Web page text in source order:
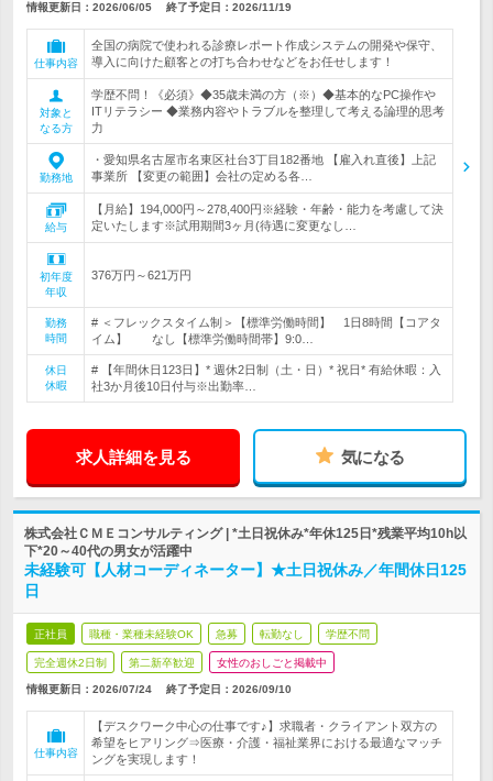
情報更新日：2026/06/05 終了予定日： 2026/11/19
仕事内容
全国の病院で使われる診療レポート作成システムの開発や保守、
導入に向けた顧客との打ち合わせなどをお任せします！
対象と
なる方
学歴不問！《必須》◆35歳未満の方（※）◆基本的なPC操作や
ITリテラシー ◆業務内容やトラブルを整理して考える論理的思考
力
勤務地
・愛知県名古屋市名東区社台3丁目182番地 【雇入れ直後】上記
事業所 【変更の範囲】会社の定める各…
給与
【月給】194,000円～278,400円※経験・年齢・能力を考慮して決
定いたします※試用期間3ヶ月(待遇に変更なし…
初年度
年収
376万円～621万円
勤務
時間
# ＜フレックスタイム制＞【標準労働時間】 1日8時間【コアタ
イム】 なし【標準労働時間帯】9:0…
休日
休暇
# 【年間休日123日】* 週休2日制（土・日）* 祝日* 有給休暇：入
社3か月後10日付与※出勤率…
求人詳細を見る 気になる
株式会社ＣＭＥコンサルティング | *土日祝休み*年休125日*残業平均10h以
下*20～40代の男女が活躍中
未経験可【人材コーディネーター】★土日祝休み／年間休日125
日
正社員 職種・業種未経験OK 急募 転勤なし 学歴不問
完全週休2日制 第二新卒歓迎 女性のおしごと掲載中
情報更新日：2026/07/24 終了予定日： 2026/09/10
仕事内容
【デスクワーク中心の仕事です♪】求職者・クライアント双方の
希望をヒアリング⇒医療・介護・福祉業界における最適なマッチ
ングを実現します！